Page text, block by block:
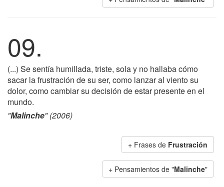
09.
(...) Se sentía humillada, triste, sola y no hallaba cómo
sacar la frustración de su ser, como lanzar al viento su
dolor, como cambiar su decisión de estar presente en el
mundo.
"Malinche" (2006)
+ Frases de Frustración
+ Pensamientos de "Malinche"